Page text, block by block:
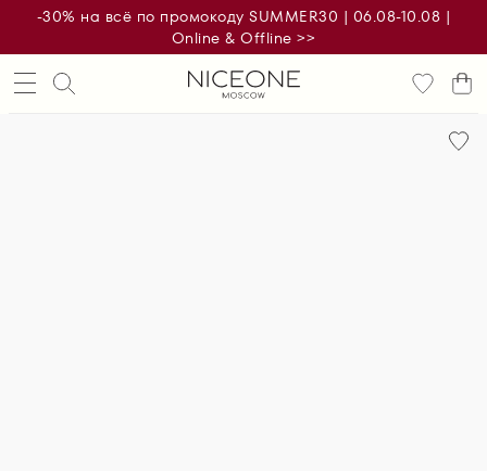
-30% на всё по промокоду SUMMER30 | 06.08-10.08 |
Online & Offline >>